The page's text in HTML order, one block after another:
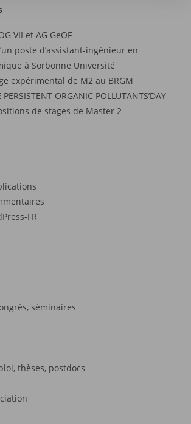
VII et AG GeOF
poste d’assistant-ingénieur en
à Sorbonne Université
expérimental de M2 au BRGM
PERSISTENT ORGANIC POLLUTANTS’DAY
de stages de Master 2
FR
séminaires
thèses, postdocs